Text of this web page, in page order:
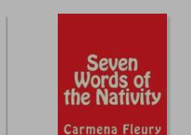
$ 47.09
$ 28.25
40%
dcto.